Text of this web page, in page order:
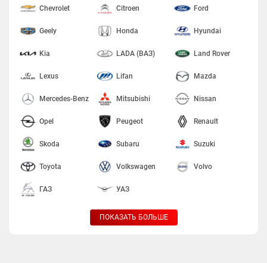
Chevrolet Citroen Ford
Geely Honda Hyundai
Kia LADA (ВАЗ) Land Rover
Lexus Lifan Mazda
Mercedes-Benz Mitsubishi Nissan
Opel Peugeot Renault
Skoda Subaru Suzuki
Toyota Volkswagen Volvo
ГАЗ УАЗ
ПОКАЗАТЬ БОЛЬШЕ